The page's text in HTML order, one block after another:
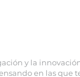
y la
en las que